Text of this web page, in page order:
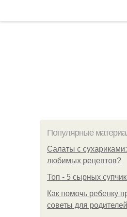
Популярные
Салаты с
любимых рецептов?
Топ - 5 сырных
Как помочь ребенку
советы для родителей